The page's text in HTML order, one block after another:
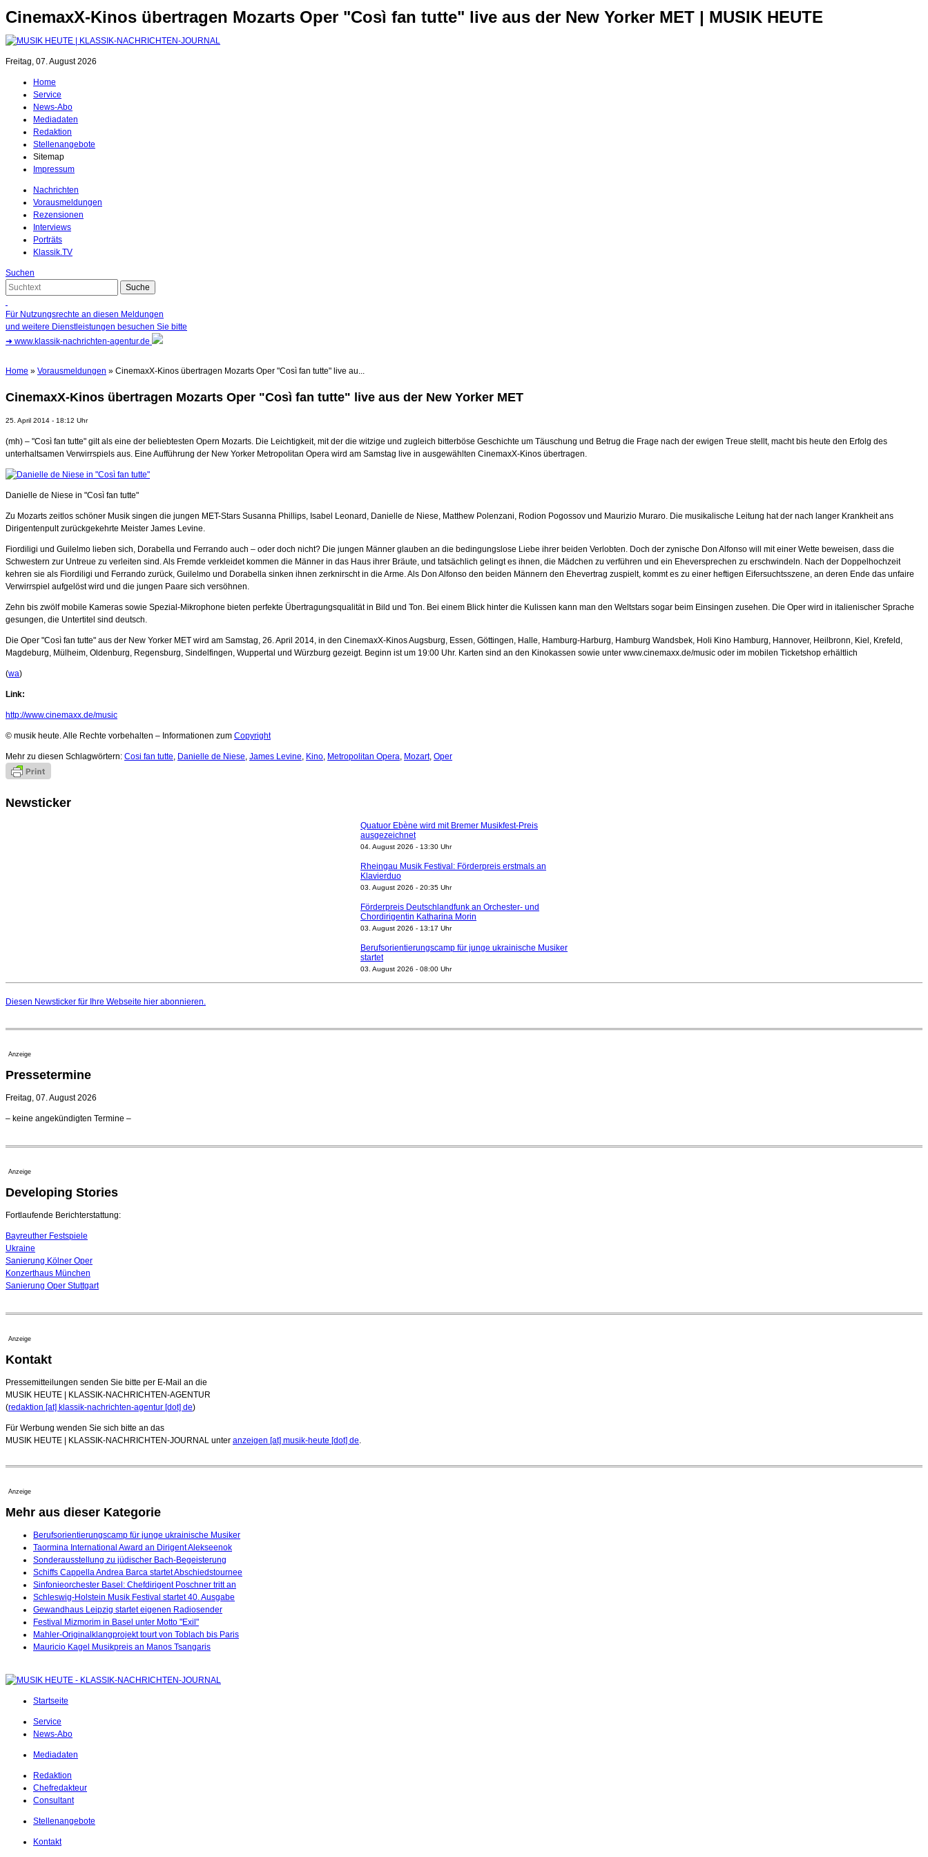
CinemaxX-Kinos übertragen Mozarts Oper "Così fan tutte" live aus der New Yorker MET | MUSIK HEUTE
Freitag, 07. August 2026
Home
Service
News-Abo
Mediadaten
Redaktion
Stellenangebote
Sitemap
Impressum
Nachrichten
Vorausmeldungen
Rezensionen
Interviews
Porträts
Klassik.TV
Suchen
Für Nutzungsrechte an diesen Meldungen
und weitere Dienstleistungen besuchen Sie bitte
➜ www.klassik-nachrichten-agentur.de
Home » Vorausmeldungen » CinemaxX-Kinos übertragen Mozarts Oper "Così fan tutte" live au...
CinemaxX-Kinos übertragen Mozarts Oper "Così fan tutte" live aus der New Yorker MET
25. April 2014 - 18:12 Uhr
(mh) – "Così fan tutte" gilt als eine der beliebtesten Opern Mozarts. Die Leichtigkeit, mit der die witzige und zugleich bitterböse Geschichte um Täuschung und Betrug die Frage nach der ewigen Treue stellt, macht bis heute den Erfolg des
unterhaltsamen Verwirrspiels aus. Eine Aufführung der New Yorker Metropolitan Opera wird am Samstag live in ausgewählten CinemaxX-Kinos übertragen.
Danielle de Niese in "Così fan tutte"
Zu Mozarts zeitlos schöner Musik singen die jungen MET-Stars Susanna Phillips, Isabel Leonard, Danielle de Niese, Matthew Polenzani, Rodion Pogossov und Maurizio Muraro. Die musikalische Leitung hat der nach langer Krankheit ans
Dirigentenpult zurückgekehrte Meister James Levine.
Fiordiligi und Guilelmo lieben sich, Dorabella und Ferrando auch – oder doch nicht? Die jungen Männer glauben an die bedingungslose Liebe ihrer beiden Verlobten. Doch der zynische Don Alfonso will mit einer Wette beweisen, dass die
Schwestern zur Untreue zu verleiten sind. Als Fremde verkleidet kommen die Männer in das Haus ihrer Bräute, und tatsächlich gelingt es ihnen, die Mädchen zu verführen und ein Eheversprechen zu erschwindeln. Nach der Doppelhochzeit
kehren sie als Fiordiligi und Ferrando zurück, Guilelmo und Dorabella sinken ihnen zerknirscht in die Arme. Als Don Alfonso den beiden Männern den Ehevertrag zuspielt, kommt es zu einer heftigen Eifersuchtsszene, an deren Ende das unfaire
Verwirrspiel aufgelöst wird und die jungen Paare sich versöhnen.
Zehn bis zwölf mobile Kameras sowie Spezial-Mikrophone bieten perfekte Übertragungsqualität in Bild und Ton. Bei einem Blick hinter die Kulissen kann man den Weltstars sogar beim Einsingen zusehen. Die Oper wird in italienischer Sprache
gesungen, die Untertitel sind deutsch.
Die Oper "Così fan tutte" aus der New Yorker MET wird am Samstag, 26. April 2014, in den CinemaxX-Kinos Augsburg, Essen, Göttingen, Halle, Hamburg-Harburg, Hamburg Wandsbek, Holi Kino Hamburg, Hannover, Heilbronn, Kiel, Krefeld,
Magdeburg, Mülheim, Oldenburg, Regensburg, Sindelfingen, Wuppertal und Würzburg gezeigt. Beginn ist um 19:00 Uhr. Karten sind an den Kinokassen sowie unter www.cinemaxx.de/music oder im mobilen Ticketshop erhältlich
(wa)
Link:
http://www.cinemaxx.de/music
© musik heute. Alle Rechte vorbehalten – Informationen zum Copyright
Mehr zu diesen Schlagwörtern: Cosi fan tutte, Danielle de Niese, James Levine, Kino, Metropolitan Opera, Mozart, Oper
Newsticker
Quatuor Ebène wird mit Bremer Musikfest-Preis
ausgezeichnet
04. August 2026 - 13:30 Uhr
Rheingau Musik Festival: Förderpreis erstmals an
Klavierduo
03. August 2026 - 20:35 Uhr
Förderpreis Deutschlandfunk an Orchester- und
Chordirigentin Katharina Morin
03. August 2026 - 13:17 Uhr
Berufsorientierungscamp für junge ukrainische Musiker
startet
03. August 2026 - 08:00 Uhr
Regensburger Generalmusikdirektor Stefan Veselka
Diesen Newsticker für Ihre Webseite hier abonnieren.
Anzeige
Pressetermine
Freitag, 07. August 2026
– keine angekündigten Termine –
Anzeige
Developing Stories
Fortlaufende Berichterstattung:
Bayreuther Festspiele
Ukraine
Sanierung Kölner Oper
Konzerthaus München
Sanierung Oper Stuttgart
Anzeige
Kontakt
Pressemitteilungen senden Sie bitte per E-Mail an die
MUSIK HEUTE | KLASSIK-NACHRICHTEN-AGENTUR
(redaktion [at] klassik-nachrichten-agentur [dot] de)
Für Werbung wenden Sie sich bitte an das
MUSIK HEUTE | KLASSIK-NACHRICHTEN-JOURNAL unter anzeigen [at] musik-heute [dot] de
Anzeige
Mehr aus dieser Kategorie
Berufsorientierungscamp für junge ukrainische Musiker
Taormina International Award an Dirigent Alekseenok
Sonderausstellung zu jüdischer Bach-Begeisterung
Schiffs Cappella Andrea Barca startet Abschiedstournee
Sinfonieorchester Basel: Chefdirigent Poschner tritt an
Schleswig-Holstein Musik Festival startet 40. Ausgabe
Gewandhaus Leipzig startet eigenen Radiosender
Festival Mizmorim in Basel unter Motto "Exil"
Mahler-Originalklangprojekt tourt von Toblach bis Paris
Mauricio Kagel Musikpreis an Manos Tsangaris
Startseite
Service
News-Abo
Mediadaten
Redaktion
Chefredakteur
Consultant
Stellenangebote
Kontakt